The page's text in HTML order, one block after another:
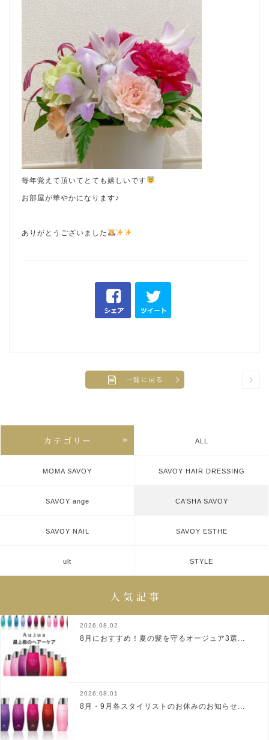
毎年覚えて頂いてとても嬉しいです
お部屋が華やかになります♪
ありがとうございました
ALL
MOMA SAVOY SAVOY HAIR DRESSING
SAVOY ange CA’SHA SAVOY
SAVOY NAIL SAVOY ESTHE
ult STYLE
2026.08.02
8月におすすめ！夏の髪を守るオージュア3選...
2026.08.01
8月・9月各スタイリストのお休みのお知らせ...